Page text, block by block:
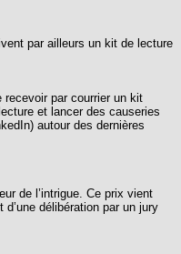
par ailleurs un kit de lecture
par courrier un kit
et lancer des causeries
autour des dernières
de l’intrigue. Ce prix vient
délibération par un jury